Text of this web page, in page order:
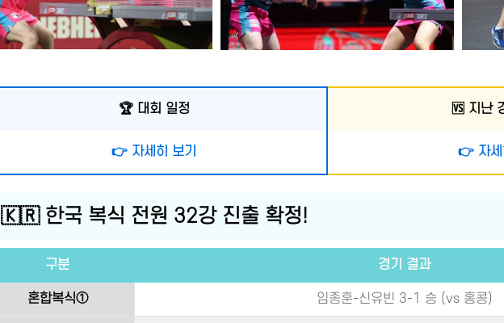
🏆 대회 일정 🆚 지난
👉 자세히 보기 👉 자세
🇰🇷 한국 복식 전원 32강 진출 확정!
구분 경기 결과
혼합복식① 임종훈-신유빈 3-1 승 (vs 홍콩)